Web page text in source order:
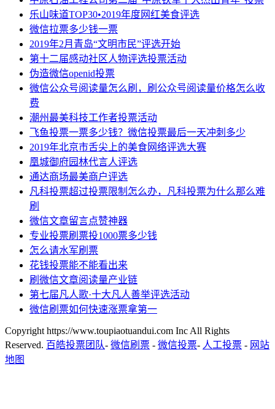
乐山味道TOP30•2019年度网红美食评选
微信拉票多少钱一票
2019年2月青岛“文明市民”评选开始
第十二届感动社区人物评选投票活动
伪造微信openid投票
微信公众号阅读量怎么刷，刷公众号阅读量价格怎么收
费
潮州最美科技工作者投票活动
飞鱼投票一票多少钱？微信投票最后一天冲刺多少
2019年北京市舌尖上的美食网络评选大赛
凰城御府园林代言人评选
通达商场最美商户评选
凡科投票超过投票限制怎么办，凡科投票为什么那么难
刷
微信文章留言点赞神器
专业投票刷票投1000票多少钱
怎么请水军刷票
花钱投票能不能看出来
刷微信文章阅读量产业链
第七届凡人歌·十大凡人善举评选活动
微信刷票如何快速涨票拿第一
Copyright https://www.toupiaotuandui.com Inc All Rights
Reserved. 百皓投票团队- 微信刷票 - 微信投票- 人工投票 - 网站
地图